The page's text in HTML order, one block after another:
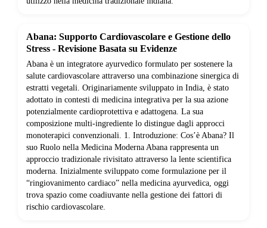
Abana: Supporto Cardiovascolare e Gestione dello
Stress - Revisione Basata su Evidenze
Abana è un integratore ayurvedico formulato per sostenere la
salute cardiovascolare attraverso una combinazione sinergica di
estratti vegetali. Originariamente sviluppato in India, è stato
adottato in contesti di medicina integrativa per la sua azione
potenzialmente cardioprotettiva e adattogena. La sua
composizione multi-ingrediente lo distingue dagli approcci
monoterapici convenzionali. 1. Introduzione: Cos’è Abana? Il
suo Ruolo nella Medicina Moderna Abana rappresenta un
approccio tradizionale rivisitato attraverso la lente scientifica
moderna. Inizialmente sviluppato come formulazione per il
“ringiovanimento cardiaco” nella medicina ayurvedica, oggi
trova spazio come coadiuvante nella gestione dei fattori di
rischio cardiovascolare.